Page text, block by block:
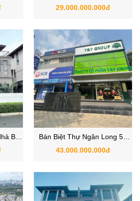
Nhà
Metro City - ZEITGEIST NHÀ
29.000.000.000đ
Bè
Bán Biệt Thự Ngân Long 53
Nguyễn Hữu Thọ, Xã Nhà Bè,
43.000.000.000đ